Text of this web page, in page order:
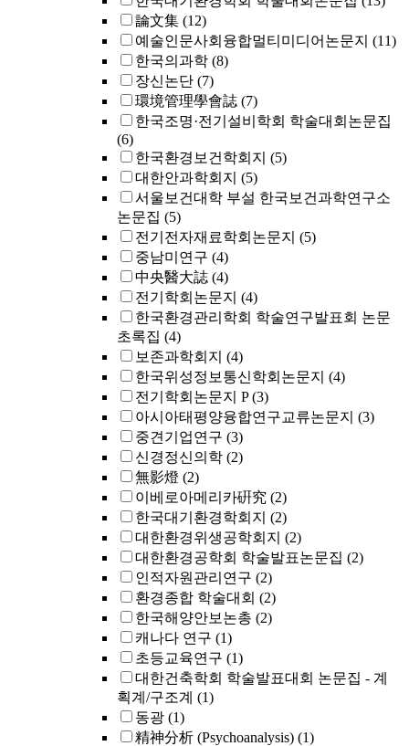
論文集 (12)
예술인문사회융합멀티미디어논문지 (11)
한국의과학 (8)
장신논단 (7)
環境管理學會誌 (7)
한국조명·전기설비학회 학술대회논문집
(6)
한국환경보건학회지 (5)
대한안과학회지 (5)
서울보건대학 부설 한국보건과학연구소
논문집 (5)
전기전자재료학회논문지 (5)
중남미연구 (4)
中央醫大誌 (4)
전기학회논문지 (4)
한국환경관리학회 학술연구발표회 논문
초록집 (4)
보존과학회지 (4)
한국위성정보통신학회논문지 (4)
전기학회논문지 P (3)
아시아태평양융합연구교류논문지 (3)
중견기업연구 (3)
신경정신의학 (2)
無影燈 (2)
이베로아메리카硏究 (2)
한국대기환경학회지 (2)
대한환경위생공학회지 (2)
대한환경공학회 학술발표논문집 (2)
인적자원관리연구 (2)
환경종합 학술대회 (2)
한국해양안보논총 (2)
캐나다 연구 (1)
초등교육연구 (1)
대한건축학회 학술발표대회 논문집 - 계
획계/구조계 (1)
동광 (1)
精神分析 (Psychoanalysis) (1)